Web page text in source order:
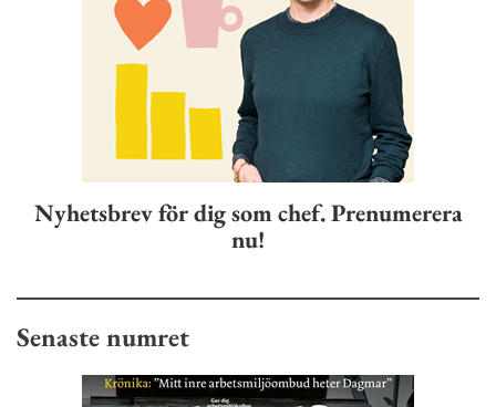
Nyhetsbrev för dig som chef. Prenumerera
nu!
Senaste numret